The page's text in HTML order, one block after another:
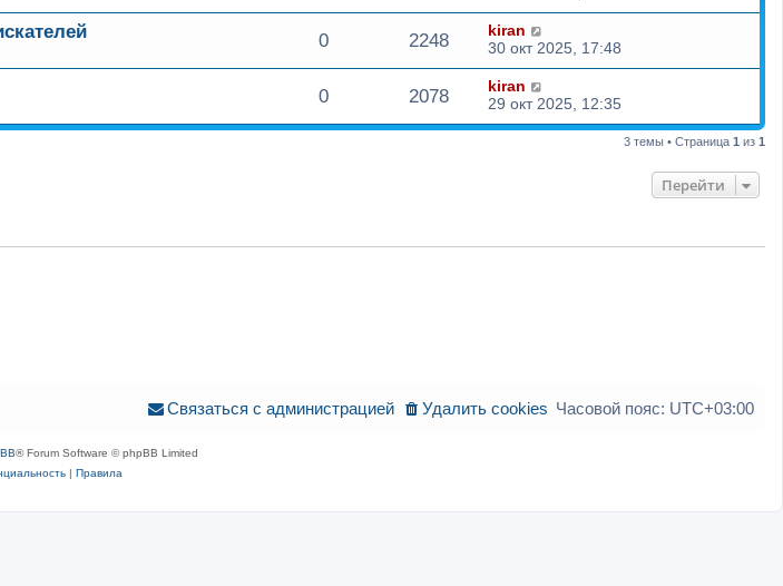
0 2248
kiran
30 окт 2025, 17:48
0 2078
kiran
29 окт 2025, 12:35
3 темы • Страница 1 из 1
Перейти
Часовой пояс: UTC+03:00
Удалить cookies
Связаться с администрацией
® Forum Software © phpBB Limited
| Правила